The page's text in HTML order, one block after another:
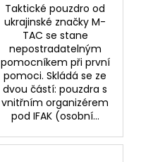
Taktické pouzdro od
ukrajinské značky M-
TAC se stane
nepostradatelným
pomocníkem při první
pomoci. Skládá se ze
dvou částí: pouzdra s
vnitřním organizérem
pod IFAK (osobní...